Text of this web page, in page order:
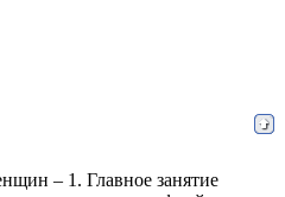
– 1. Главное занятие